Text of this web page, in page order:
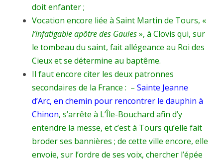
doit enfanter ;
Vocation encore liée à Saint Martin de Tours, «
l’infatigable apôtre des Gaules», à Clovis qui, sur
le tombeau du saint, fait allégeance au Roi des
Cieux et se détermine au baptême.
Il faut encore citer les deux patronnes
secondaires de la France : – Sainte Jeanne
d’Arc, en chemin pour rencontrer le dauphin à
Chinon, s’arrête à L’Île-Bouchard afin d’y
entendre la messe, et c’est à Tours qu’elle fait
broder ses bannières ; de cette ville encore, elle
envoie, sur l’ordre de ses voix, chercher l’épée